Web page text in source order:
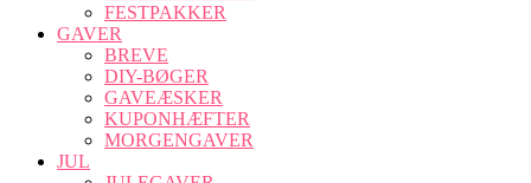
FESTPAKKER
GAVER
BREVE
DIY-BØGER
GAVEÆSKER
KUPONHÆFTER
MORGENGAVER
JUL